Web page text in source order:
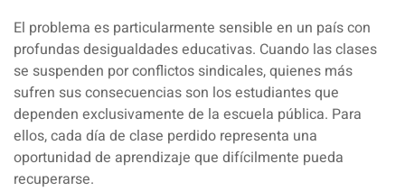
El problema es particularmente sensible en un país con
profundas desigualdades educativas. Cuando las clases
se suspenden por conflictos sindicales, quienes más
sufren sus consecuencias son los estudiantes que
dependen exclusivamente de la escuela pública. Para
ellos, cada día de clase perdido representa una
oportunidad de aprendizaje que difícilmente pueda
recuperarse.